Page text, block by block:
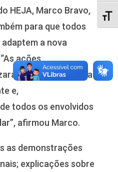
HEJA, Marco Bravo,
para que todos
a nova
ações
o cuidado com a
e,
todos os envolvidos
afirmou Marco.
as demonstrações
explicações sobre